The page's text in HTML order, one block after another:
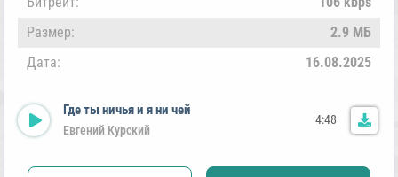
Размер:
2.9 МБ
Дата:
16.08.2025
Где ты ничья и я ни чей
Евгений Курский
4:48